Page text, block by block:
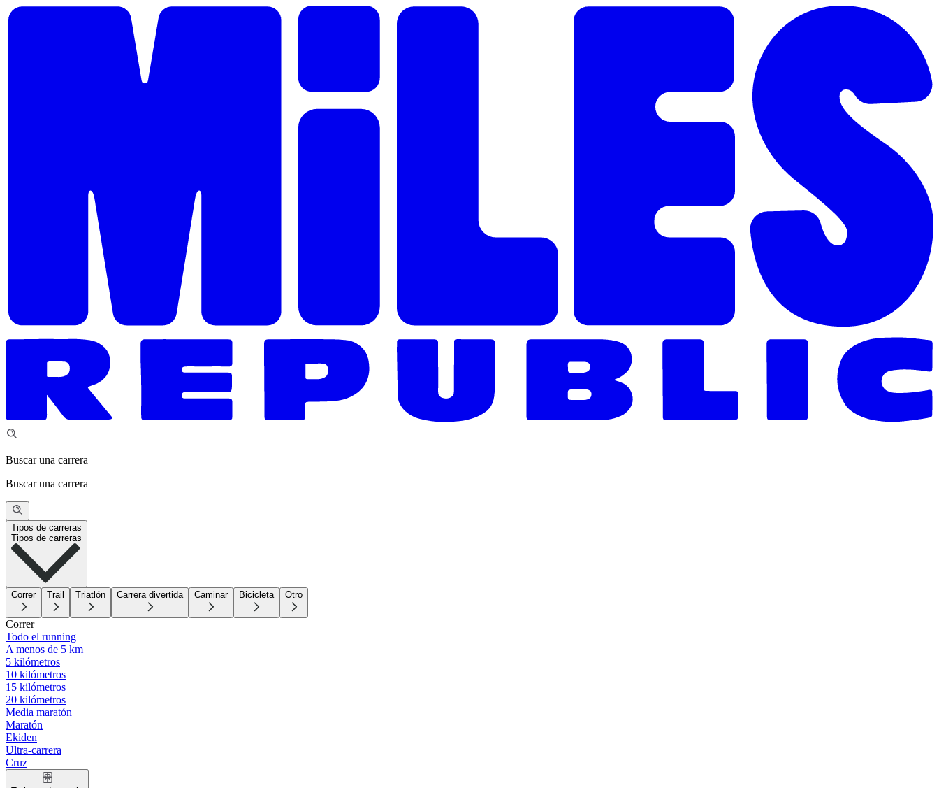
Buscar una carrera
Buscar una carrera
Tipos de carreras
Tipos de carreras
Correr Trail Triatlón Carrera divertida Caminar Bicicleta Otro
Correr
Todo el running
A menos de 5 km
5 kilómetros
10 kilómetros
15 kilómetros
20 kilómetros
Media maratón
Maratón
Ekiden
Ultra-carrera
Cruz